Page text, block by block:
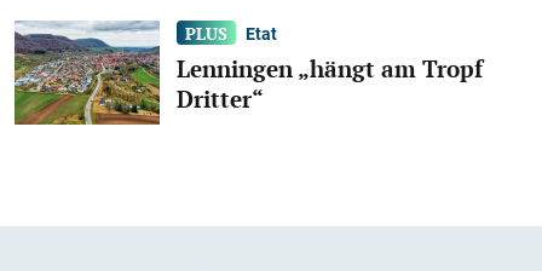
Etat
Lenningen „hängt am Tropf
Dritter“